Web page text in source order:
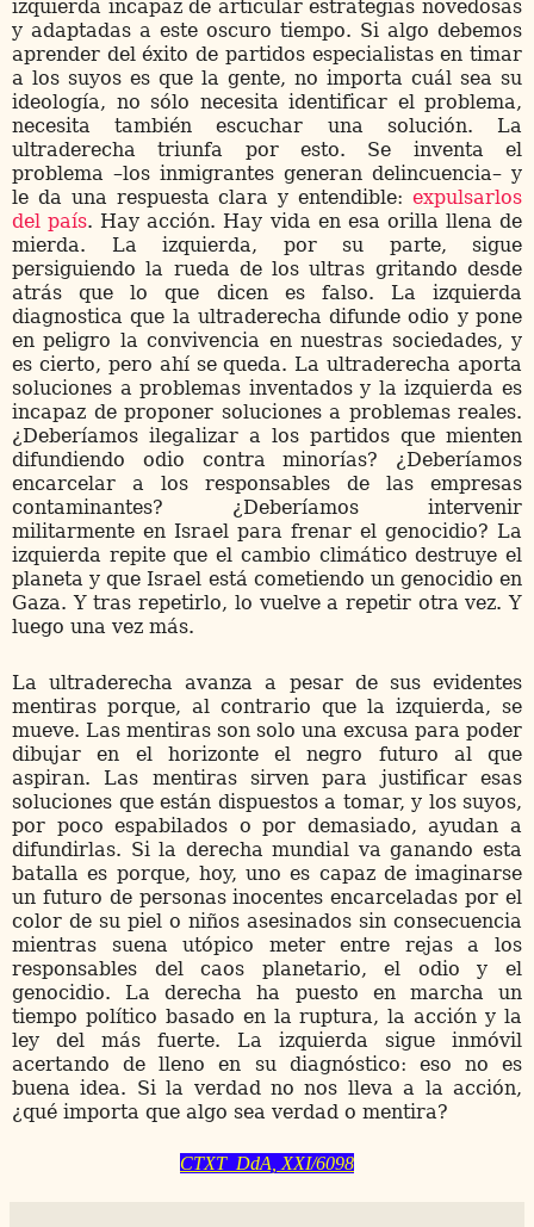
izquierda incapaz de articular estrategias novedosas
y adaptadas a este oscuro tiempo. Si algo debemos
aprender del éxito de partidos especialistas en timar
a los suyos es que la gente, no importa cuál sea su
ideología, no sólo necesita identificar el problema,
necesita también escuchar una solución. La
ultraderecha triunfa por esto. Se inventa el
problema –los inmigrantes generan delincuencia– y
le da una respuesta clara y entendible: expulsarlos
del país. Hay acción. Hay vida en esa orilla llena de
mierda. La izquierda, por su parte, sigue
persiguiendo la rueda de los ultras gritando desde
atrás que lo que dicen es falso. La izquierda
diagnostica que la ultraderecha difunde odio y pone
en peligro la convivencia en nuestras sociedades, y
es cierto, pero ahí se queda. La ultraderecha aporta
soluciones a problemas inventados y la izquierda es
incapaz de proponer soluciones a problemas reales.
¿Deberíamos ilegalizar a los partidos que mienten
difundiendo odio contra minorías? ¿Deberíamos
encarcelar a los responsables de las empresas
contaminantes? ¿Deberíamos intervenir
militarmente en Israel para frenar el genocidio? La
izquierda repite que el cambio climático destruye el
planeta y que Israel está cometiendo un genocidio en
Gaza. Y tras repetirlo, lo vuelve a repetir otra vez. Y
luego una vez más.
La ultraderecha avanza a pesar de sus evidentes
mentiras porque, al contrario que la izquierda, se
mueve. Las mentiras son solo una excusa para poder
dibujar en el horizonte el negro futuro al que
aspiran. Las mentiras sirven para justificar esas
soluciones que están dispuestos a tomar, y los suyos,
por poco espabilados o por demasiado, ayudan a
difundirlas. Si la derecha mundial va ganando esta
batalla es porque, hoy, uno es capaz de imaginarse
un futuro de personas inocentes encarceladas por el
color de su piel o niños asesinados sin consecuencia
mientras suena utópico meter entre rejas a los
responsables del caos planetario, el odio y el
genocidio. La derecha ha puesto en marcha un
tiempo político basado en la ruptura, la acción y la
ley del más fuerte. La izquierda sigue inmóvil
acertando de lleno en su diagnóstico: eso no es
buena idea. Si la verdad no nos lleva a la acción,
¿qué importa que algo sea verdad o mentira?
CTXT DdA, XXI/6098